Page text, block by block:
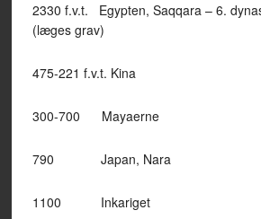
2330 f.v.t. Egypten, Saqqara – 6.
(læges grav)
475-221 f.v.t. Kina
300-700 Mayaerne
790 Japan, Nara
1100 Inkariget